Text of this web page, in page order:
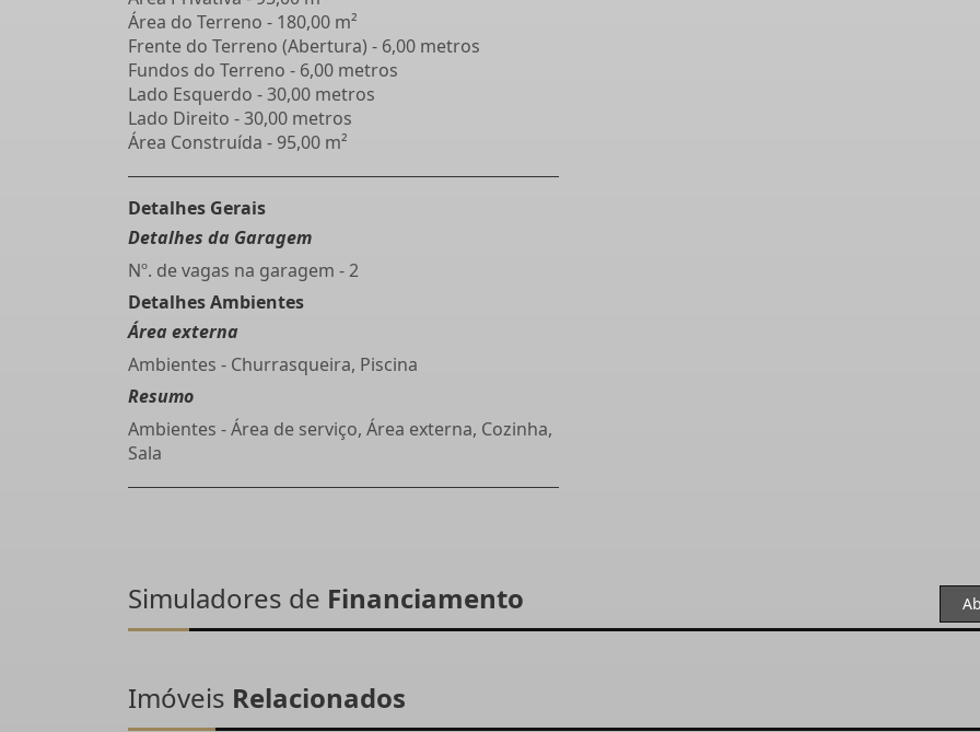
Área do Terreno - 180,00 m²
Frente do Terreno (Abertura) - 6,00 metros
Fundos do Terreno - 6,00 metros
Lado Esquerdo - 30,00 metros
Lado Direito - 30,00 metros
Área Construída - 95,00 m²
Detalhes Gerais
Detalhes da Garagem
Nº. de vagas na garagem - 2
Detalhes Ambientes
Área externa
Ambientes - Churrasqueira, Piscina
Resumo
Ambientes - Área de serviço, Área externa, Cozinha,
Sala
Simuladores de Financiamento
Imóveis Relacionados